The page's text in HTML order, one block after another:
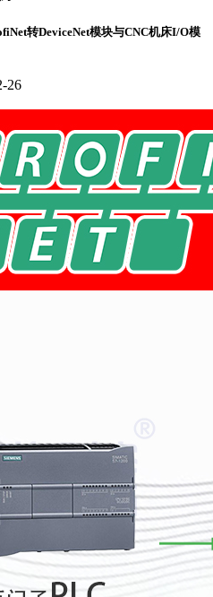
转DeviceNet模块与CNC机床I/O模
26